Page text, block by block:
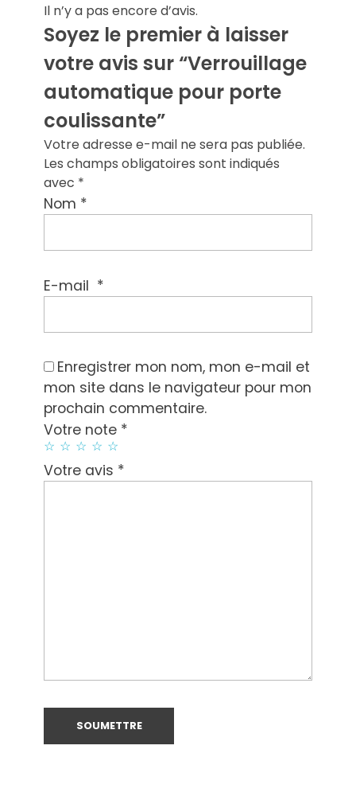
Il n’y a pas encore d’avis.
Soyez le premier à laisser
votre avis sur “Verrouillage
automatique pour porte
coulissante”
Votre adresse e-mail ne sera pas publiée.
Les champs obligatoires sont indiqués
avec *
Nom *
E-mail *
Enregistrer mon nom, mon e-mail et
mon site dans le navigateur pour mon
prochain commentaire.
Votre note *
Votre avis *